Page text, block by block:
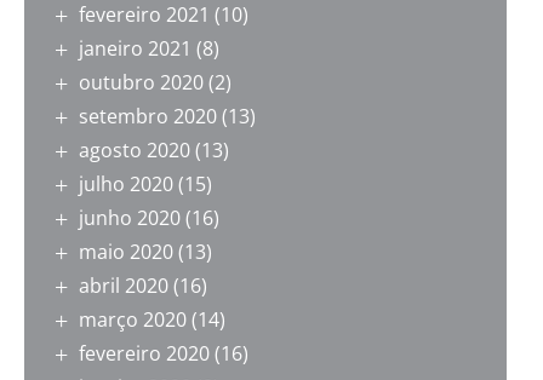
fevereiro 2021 (10)
janeiro 2021 (8)
outubro 2020(2)
setembro 2020(13)
agosto 2020(13)
julho 2020(15)
junho 2020(16)
maio 2020(13)
abril 2020(16)
março 2020(14)
fevereiro 2020(16)